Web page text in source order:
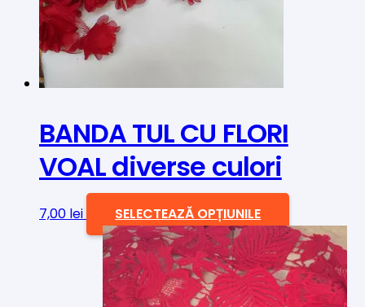
BANDA TUL CU FLORI
VOAL diverse culori
7,00 lei SELECTEAZĂ OPȚIUNILE
produs
are
mai